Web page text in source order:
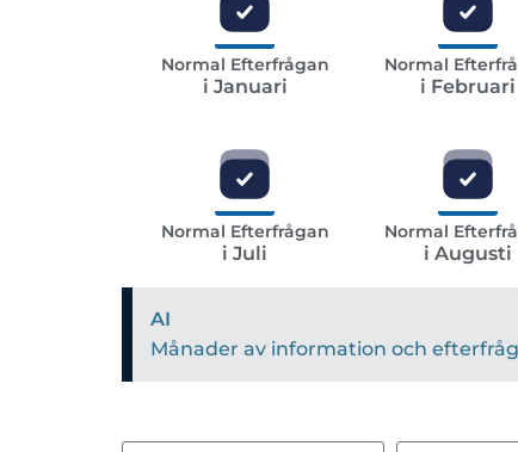
Normal Efterfrågan
i Januari
Normal
i Februari
Normal Efterfrågan
i Juli
Normal
i Augusti
AI
Månader av information och